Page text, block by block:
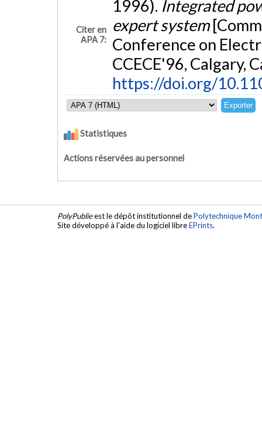
Citer en
APA 7:
1996). Integrated
expert system
Conference on
CCECE'96, Calgary,
https://doi.org/
Statistiques
Actions réservées au personnel
PolyPublieest le dépôt institutionnel dePolytechnique
Site développé à l'aide du logiciel libreEPrints.